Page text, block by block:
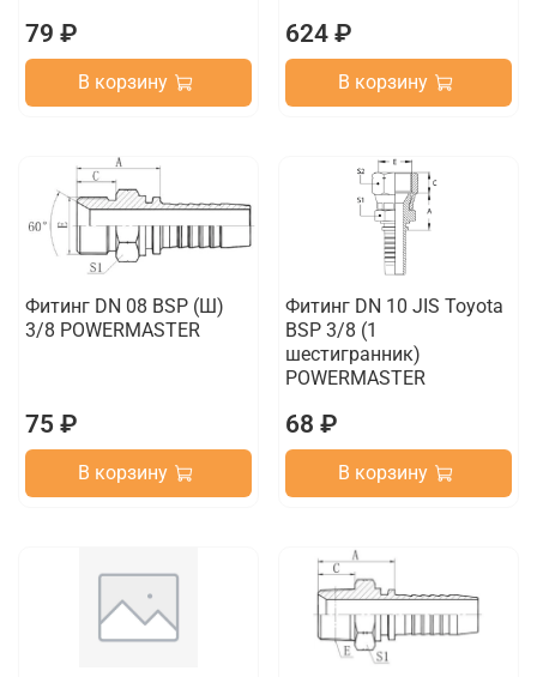
79 ₽
В корзину
624 ₽
В корзину
Фитинг DN 08 BSP (Ш)
3/8 POWERMASTER
75 ₽
В корзину
Фитинг DN 10 JIS Toyota
BSP 3/8 (1
шестигранник)
POWERMASTER
68 ₽
В корзину